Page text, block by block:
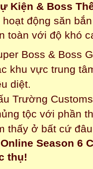
Kiện & Boss
hoạt động săn
toàn với độ khó
Boss & Boss
khu vực trung
diệt.
Trường
tộc với phần
thấy ở bất cứ
Online Season 6
thụ!